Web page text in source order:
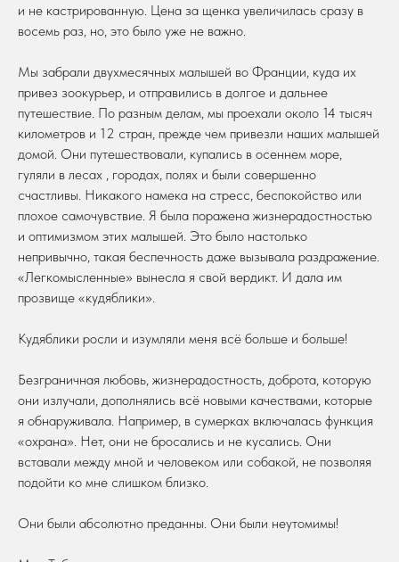
и не кастрированную. Цена за щенка увеличилась сразу в
восемь раз, но, это было уже не важно.
Мы забрали двухмесячных малышей во Франции, куда их
привез зоокурьер, и отправились в долгое и дальнее
путешествие. По разным делам, мы проехали около 14 тысяч
километров и 12 стран, прежде чем привезли наших малышей
домой. Они путешествовали, купались в осеннем море,
гуляли в лесах , городах, полях и были совершенно
счастливы. Никакого намека на стресс, беспокойство или
плохое самочувствие. Я была поражена жизнерадостностью
и оптимизмом этих малышей. Это было настолько
непривычно, такая беспечность даже вызывала раздражение.
«Легкомысленные» вынесла я свой вердикт. И дала им
прозвище «кудяблики».
Кудяблики росли и изумляли меня всё больше и больше!
Безграничная любовь, жизнерадостность, доброта, которую
они излучали, дополнялись всё новыми качествами, которые
я обнаруживала. Например, в сумерках включалась функция
«охрана». Нет, они не бросались и не кусались. Они
вставали между мной и человеком или собакой, не позволяя
подойти ко мне слишком близко.
Они были абсолютно преданны. Они были неутомимы!